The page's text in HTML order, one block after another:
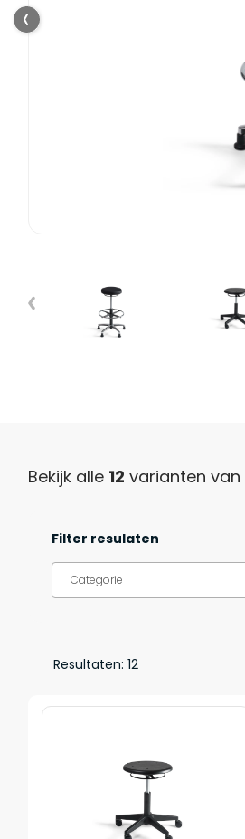
Bekijk alle 12 varianten van
Filter resulaten
Categorie
Resultaten: 12